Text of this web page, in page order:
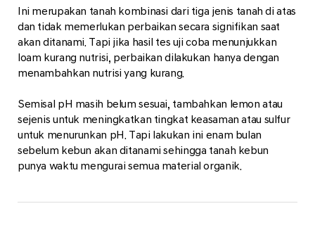
Ini merupakan tanah kombinasi dari tiga jenis tanah di atas
dan tidak memerlukan perbaikan secara signifikan saat
akan ditanami. Tapi jika hasil tes uji coba menunjukkan
loam kurang nutrisi, perbaikan dilakukan hanya dengan
menambahkan nutrisi yang kurang.
Semisal pH masih belum sesuai, tambahkan lemon atau
sejenis untuk meningkatkan tingkat keasaman atau sulfur
untuk menurunkan pH. Tapi lakukan ini enam bulan
sebelum kebun akan ditanami sehingga tanah kebun
punya waktu mengurai semua material organik.